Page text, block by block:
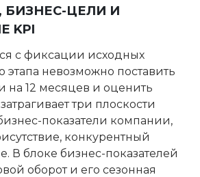
БИЗНЕС-ЦЕЛИ И
KPI
с фиксации исходных
этапа невозможно поставить
12 месяцев и оценить
три плоскости
показатели компании,
конкурентный
В блоке бизнес-показателей
оборот и его сезонная